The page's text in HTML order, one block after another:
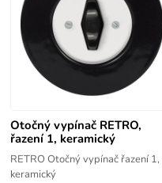
Otočný vypínač RETRO,
řazení 1, keramický
RETRO Otočný vypínač řazení 1,
keramický